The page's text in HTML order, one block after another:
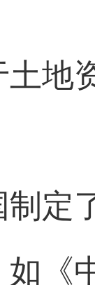
土地
制定
《